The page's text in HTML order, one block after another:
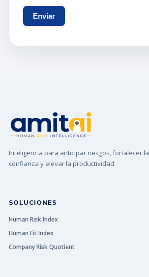
Inteligencia para anticipar riesgos, fortalecer la
confianza y elevar la productividad.
SOLUCIONES
Human Risk Index
Human Fit Index
Company Risk Quotient